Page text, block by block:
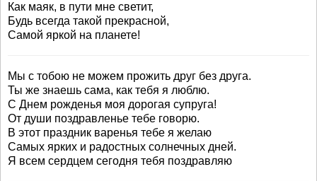
Как маяк, в пути мне светит,
Будь всегда такой прекрасной,
Самой яркой на планете!
Мы с тобою не можем прожить друг без друга.
Ты же знаешь сама, как тебя я люблю.
С Днем рожденья моя дорогая супруга!
От души поздравленье тебе говорю.
В этот праздник варенья тебе я желаю
Самых ярких и радостных солнечных дней.
Я всем сердцем сегодня тебя поздравляю